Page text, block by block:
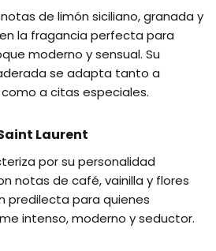
de limón siciliano, granada y
la fragancia perfecta para
moderno y sensual. Su
se adapta tanto a
a citas especiales.
Laurent
por su personalidad
notas de café, vainilla y flores
predilecta para quienes
intenso, moderno y seductor.